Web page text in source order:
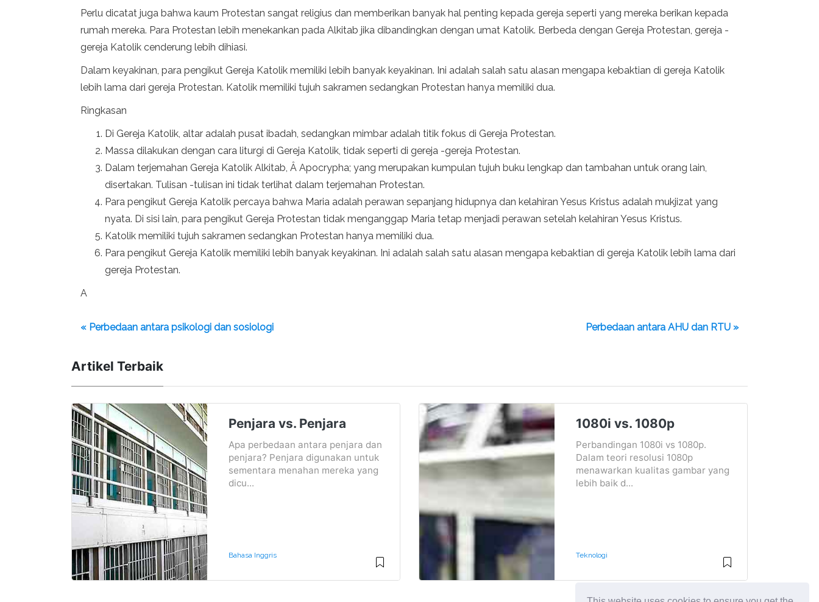
Perlu dicatat juga bahwa kaum Protestan sangat religius dan memberikan banyak hal penting kepada gereja seperti yang mereka berikan kepada
rumah mereka. Para Protestan lebih menekankan pada Alkitab jika dibandingkan dengan umat Katolik. Berbeda dengan Gereja Protestan, gereja -
gereja Katolik cenderung lebih dihiasi.
Dalam keyakinan, para pengikut Gereja Katolik memiliki lebih banyak keyakinan. Ini adalah salah satu alasan mengapa kebaktian di gereja Katolik
lebih lama dari gereja Protestan. Katolik memiliki tujuh sakramen sedangkan Protestan hanya memiliki dua.
Ringkasan
Di Gereja Katolik, altar adalah pusat ibadah, sedangkan mimbar adalah titik fokus di Gereja Protestan.
Massa dilakukan dengan cara liturgi di Gereja Katolik, tidak seperti di gereja -gereja Protestan.
Dalam terjemahan Gereja Katolik Alkitab, Â Apocrypha; yang merupakan kumpulan tujuh buku lengkap dan tambahan untuk orang lain,
disertakan. Tulisan -tulisan ini tidak terlihat dalam terjemahan Protestan.
Para pengikut Gereja Katolik percaya bahwa Maria adalah perawan sepanjang hidupnya dan kelahiran Yesus Kristus adalah mukjizat yang
nyata. Di sisi lain, para pengikut Gereja Protestan tidak menganggap Maria tetap menjadi perawan setelah kelahiran Yesus Kristus.
Katolik memiliki tujuh sakramen sedangkan Protestan hanya memiliki dua.
Para pengikut Gereja Katolik memiliki lebih banyak keyakinan. Ini adalah salah satu alasan mengapa kebaktian di gereja Katolik lebih lama dari
gereja Protestan.
A
« Perbedaan antara psikologi dan sosiologi Perbedaan antara AHU dan RTU »
Artikel Terbaik
Penjara vs. Penjara
Apa perbedaan antara penjara dan
penjara? Penjara digunakan untuk
sementara menahan mereka yang
dicu...
Bahasa Inggris
1080i vs. 1080p
Perbandingan 1080i vs 1080p.
Dalam teori resolusi 1080p
menawarkan kualitas gambar yang
lebih baik d...
Teknologi